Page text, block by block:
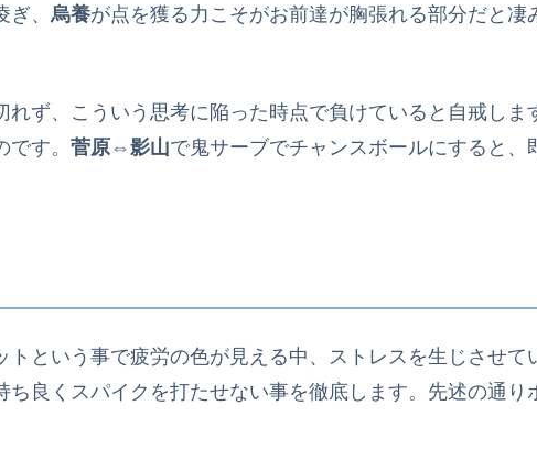
ぎ、 烏養が点を獲る力こそがお前達が胸張れる部分だと凄
れず、こういう思考に陥った時点で負けていると自戒し
す。 菅原⇔影山で鬼サーブでチャンスボールにすると、
トという事で疲労の色が見える中、ストレスを生じさせて
ち良くスパイクを打たせない事を徹底します。先述の通